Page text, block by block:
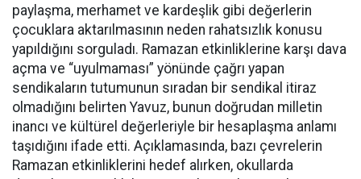
paylaşma, merhamet ve kardeşlik gibi değerlerin
çocuklara aktarılmasının neden rahatsızlık konusu
yapıldığını sorguladı. Ramazan etkinliklerine karşı dava
açma ve “uyulmaması” yönünde çağrı yapan
sendikaların tutumunun sıradan bir sendikal itiraz
olmadığını belirten Yavuz, bunun doğrudan milletin
inancı ve kültürel değerleriyle bir hesaplaşma anlamı
taşıdığını ifade etti. Açıklamasında, bazı çevrelerin
Ramazan etkinliklerini hedef alırken, okullarda